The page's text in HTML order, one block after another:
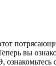
вы